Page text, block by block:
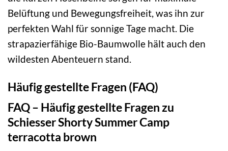
Belüftung und Bewegungsfreiheit, was ihn zur
perfekten Wahl für sonnige Tage macht. Die
strapazierfähige Bio-Baumwolle hält auch den
wildesten Abenteuern stand.
Häufig gestellte Fragen (FAQ)
FAQ – Häufig gestellte Fragen zu
Schiesser Shorty Summer Camp
terracotta brown